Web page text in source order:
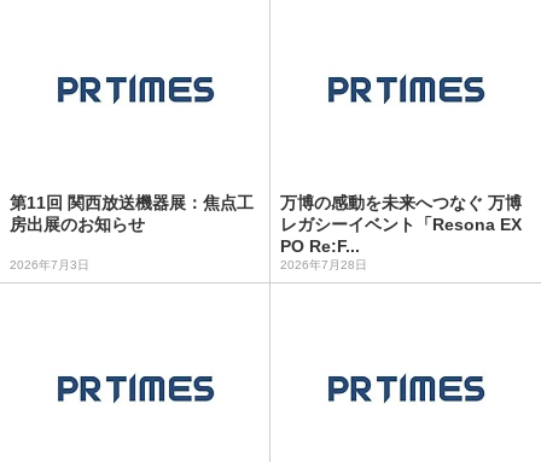
第11回 関西放送機器展：焦点工
房出展のお知らせ
2026年7月3日
万博の感動を未来へつなぐ 万博
レガシーイベント「Resona EX
PO Re:F...
2026年7月28日